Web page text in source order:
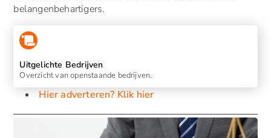
belangenbehartigers.
Uitgelichte Bedrijven
Overzicht van openstaande bedrijven.
Hier adverteren? Klik hier